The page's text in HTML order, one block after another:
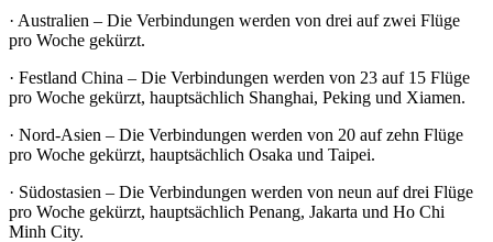
· Australien – Die Verbindungen werden von drei auf zwei Flüge
pro Woche gekürzt.
· Festland China – Die Verbindungen werden von 23 auf 15 Flüge
pro Woche gekürzt, hauptsächlich Shanghai, Peking und Xiamen.
· Nord-Asien – Die Verbindungen werden von 20 auf zehn Flüge
pro Woche gekürzt, hauptsächlich Osaka und Taipei.
· Südostasien – Die Verbindungen werden von neun auf drei Flüge
pro Woche gekürzt, hauptsächlich Penang, Jakarta und Ho Chi
Minh City.